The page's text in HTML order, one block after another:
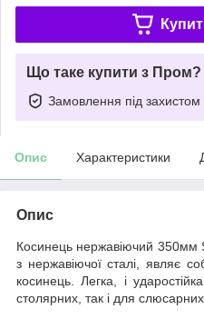
Що таке купити з Пром?
Замовлення під захистом
Опис Характеристики
Опис
Косинець нержавіючий 350мм
з нержавіючої сталі, являє
косинець. Легка, і
столярних, так і для слюсарних